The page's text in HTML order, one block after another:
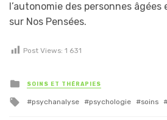
l’autonomie des personnes
sur Nos Pensées.
Post Views: 1 631
Posted in
SOINS ET THÉRAPIES
Tagged with
psychanalyse psychologie soins